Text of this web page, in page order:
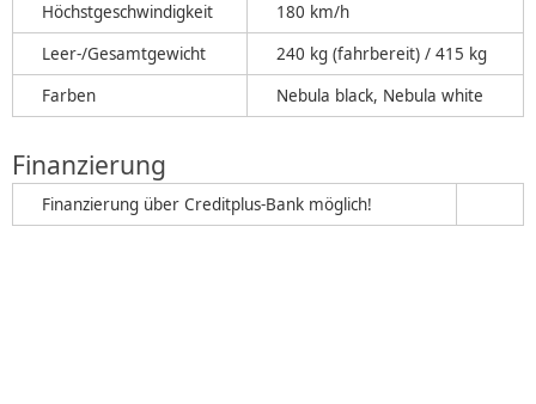
Höchstgeschwindigkeit
180 km/h
Leer-/Gesamtgewicht
240 kg (fahrbereit) / 415 kg
Farben
Nebula black, Nebula white
Finanzierung
Finanzierung über Creditplus-Bank möglich!